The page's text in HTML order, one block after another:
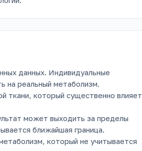
данных. Индивидуальные
на реальный метаболизм.
ткани, который существенно влияет
может выходить за пределы
ближайшая граница.
который не учитывается